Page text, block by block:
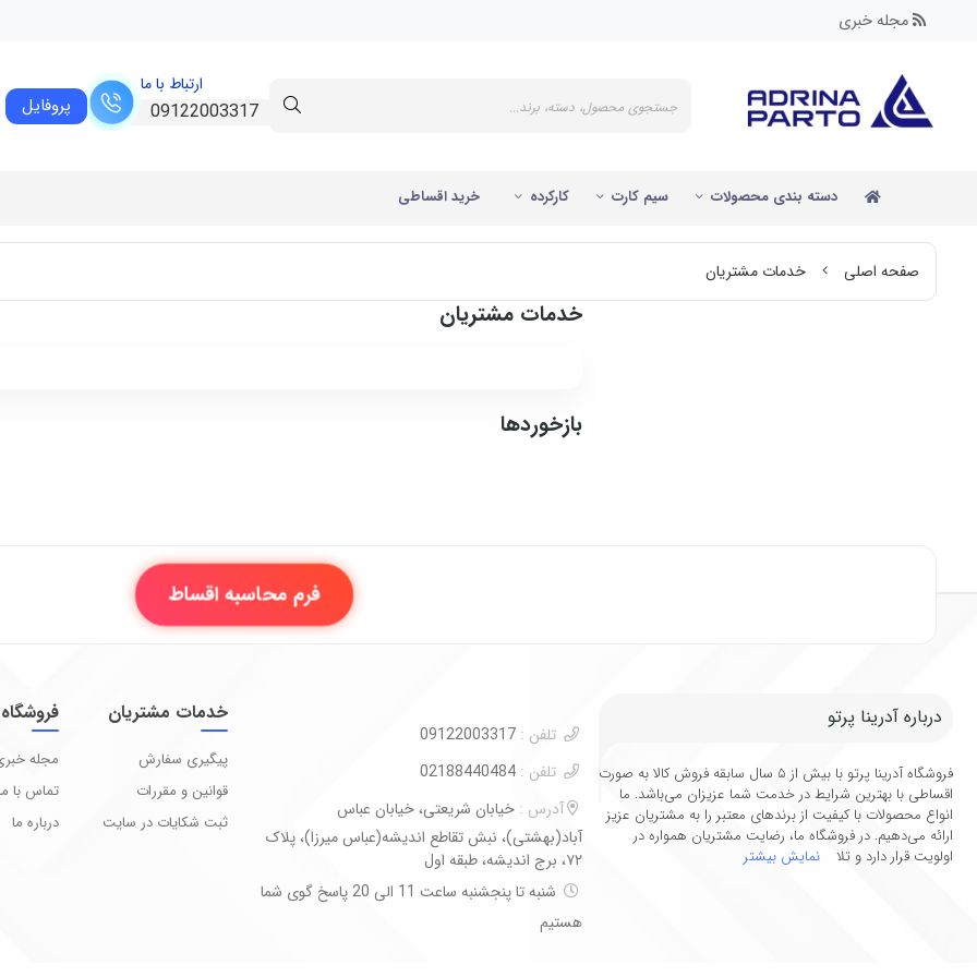
مجله خبری
ارتباط با ما
09122003317 پروفایل
دسته بندی محصولات سیم کارت کارکرده خرید اقساطی
صفحه اصلی خدمات مشتریان
خدمات مشتریان
بازخوردها
فرم محاسبه اقساط
درباره آدرینا پرتو
فروشگاه آدرینا پرتو با بیش از ۵ سال سابقه فروش کالا به صورت
اقساطی با بهترین شرایط در خدمت شما عزیزان می‌باشد. ما
انواع محصولات با کیفیت از برندهای معتبر را به مشتریان عزیز
ارائه می‌دهیم. در فروشگاه ما، رضایت مشتریان همواره در
اولویت قرار دارد و تلا
نمایش بیشتر
تلفن :
تلفن :
آدرس : خیابان شریعتی، خیابان عباس
آباد(بهشتی)، نبش تقاطع اندیشه(عباس میرزا)، پلاک
۷۲، برج اندیشه، طبقه اول
شنبه تا پنجشنبه ساعت 11 الی 20 پاسخ گوی شما
هستیم
خدمات مشتریان
پیگیری سفارش
قوانین و مقررات
ثبت شکایات در سایت
فروشگاه
مجله
تماس با
درباره ما